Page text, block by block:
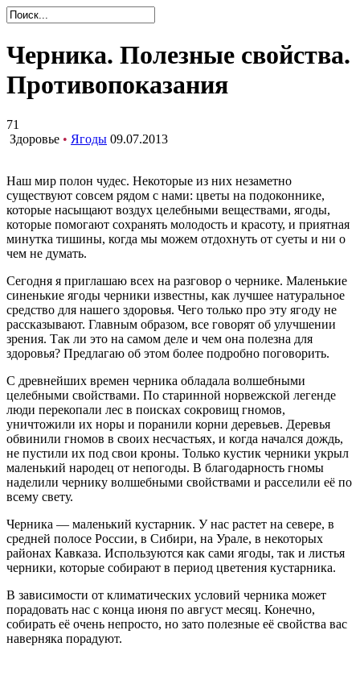
Черника. Полезные свойства.
Противопоказания
71
Здоровье • Ягоды 09.07.2013
Наш мир полон чудес. Некоторые из них незаметно
существуют совсем рядом с нами: цветы на подоконнике,
которые насыщают воздух целебными веществами, ягоды,
которые помогают сохранять молодость и красоту, и приятная
минутка тишины, когда мы можем отдохнуть от суеты и ни о
чем не думать.
Сегодня я приглашаю всех на разговор о чернике. Маленькие
синенькие ягоды черники известны, как лучшее натуральное
средство для нашего здоровья. Чего только про эту ягоду не
рассказывают. Главным образом, все говорят об улучшении
зрения. Так ли это на самом деле и чем она полезна для
здоровья? Предлагаю об этом более подробно поговорить.
С древнейших времен черника обладала волшебными
целебными свойствами. По старинной норвежской легенде
люди перекопали лес в поисках сокровищ гномов,
уничтожили их норы и поранили корни деревьев. Деревья
обвинили гномов в своих несчастьях, и когда начался дождь,
не пустили их под свои кроны. Только кустик черники укрыл
маленький народец от непогоды. В благодарность гномы
наделили чернику волшебными свойствами и расселили её по
всему свету.
Черника — маленький кустарник. У нас растет на севере, в
средней полосе России, в Сибири, на Урале, в некоторых
районах Кавказа. Используются как сами ягоды, так и листья
черники, которые собирают в период цветения кустарника.
В зависимости от климатических условий черника может
порадовать нас с конца июня по август месяц. Конечно,
собирать её очень непросто, но зато полезные её свойства вас
наверняка порадуют.